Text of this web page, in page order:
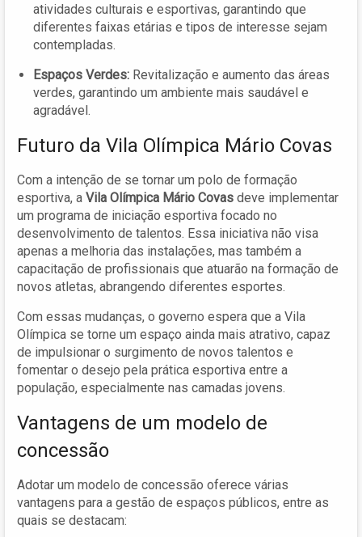
atividades culturais e esportivas, garantindo que
diferentes faixas etárias e tipos de interesse sejam
contempladas.
Espaços Verdes: Revitalização e aumento das áreas
verdes, garantindo um ambiente mais saudável e
agradável.
Futuro da Vila Olímpica Mário Covas
Com a intenção de se tornar um polo de formação
esportiva, a Vila Olímpica Mário Covas deve implementar
um programa de iniciação esportiva focado no
desenvolvimento de talentos. Essa iniciativa não visa
apenas a melhoria das instalações, mas também a
capacitação de profissionais que atuarão na formação de
novos atletas, abrangendo diferentes esportes.
Com essas mudanças, o governo espera que a Vila
Olímpica se torne um espaço ainda mais atrativo, capaz
de impulsionar o surgimento de novos talentos e
fomentar o desejo pela prática esportiva entre a
população, especialmente nas camadas jovens.
Vantagens de um modelo de
concessão
Adotar um modelo de concessão oferece várias
vantagens para a gestão de espaços públicos, entre as
quais se destacam: